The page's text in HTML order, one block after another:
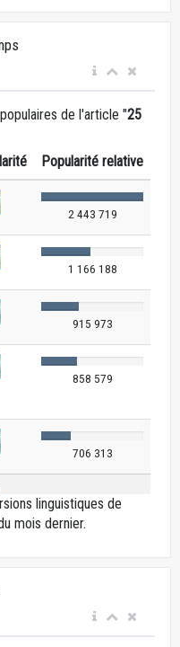
de l'article "25
Popularité relative
2 443 719
1 166 188
915 973
858 579
706 313
linguistiques de
mois dernier.